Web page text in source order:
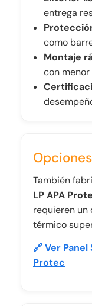
entrega
como
Montaje
con
También
LP APA
requieren
térmico
🔗 Ver Panel
Protec